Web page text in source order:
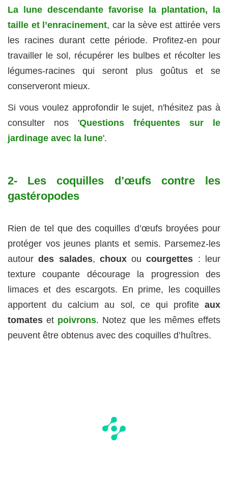
La lune descendante favorise la plantation, la
taille et l’enracinement, car la sève est attirée vers
les racines durant cette période. Profitez-en pour
travailler le sol, récupérer les bulbes et récolter les
légumes-racines qui seront plus goûtus et se
conserveront mieux.
Si vous voulez approfondir le sujet, n'hésitez pas à
consulter nos 'Questions fréquentes sur le
jardinage avec la lune'.
2- Les coquilles d’œufs contre les
gastéropodes
Rien de tel que des coquilles d’œufs broyées pour
protéger vos jeunes plants et semis. Parsemez-les
autourdes salades, chouxoucourgettes : leur
texture coupante décourage la progression des
limaces et des escargots. En prime, les coquilles
apportent du calcium au sol, ce qui profite aux
tomates et poivrons. Notez que les mêmes effets
peuvent être obtenus avec des coquilles d’huîtres.